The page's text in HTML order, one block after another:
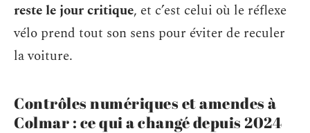
reste le jour critique, et c’est celui où le réflexe
vélo prend tout son sens pour éviter de reculer
la voiture.
Contrôles numériques et amendes à
Colmar : ce qui a changé depuis 2024